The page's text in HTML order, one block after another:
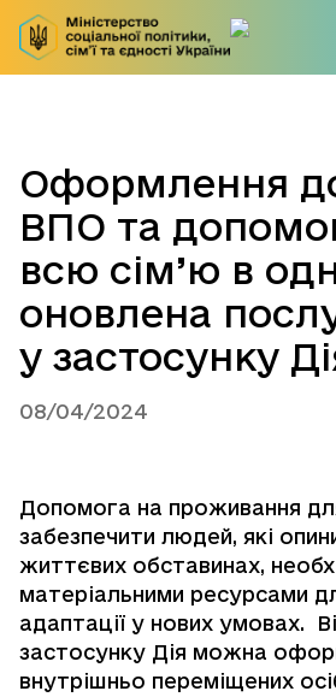
Оформлення
ВПО та
всю сім’ю в
оновлена
у застосунку
08/04/2024
Допомога на проживання
забезпечити людей, які
життєвих обставинах,
матеріальними ресурсами
адаптації у нових умовах.
застосунку Дія можна
внутрішньо переміщених